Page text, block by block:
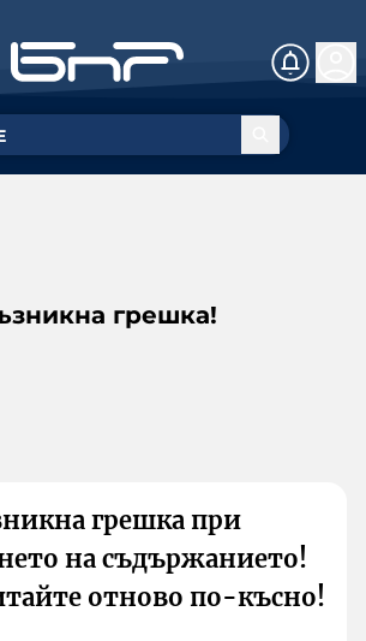
грешка!
грешка при
на съдържанието!
отново по-късно!